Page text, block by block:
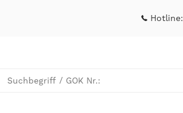
Hotline: